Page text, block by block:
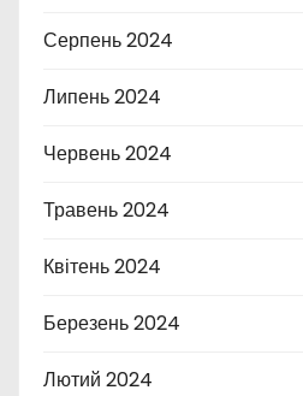
Серпень 2024
Липень 2024
Червень 2024
Травень 2024
Квітень 2024
Березень 2024
Лютий 2024